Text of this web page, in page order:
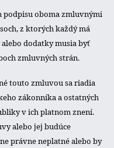
podpisu oboma zmluvnými
z ktorých každý má
dodatky musia byť
zmluvných strán.
touto zmluvou sa riadia
zákonníka a ostatných
v ich platnom znení.
alebo jej budúce
právne neplatné alebo by